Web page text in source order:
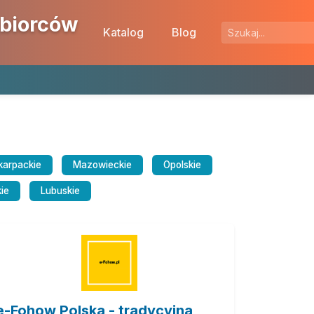
Katalog Blog
Mazowieckie Opolskie
Lubuskie
Fohow Polska - tradycyjna